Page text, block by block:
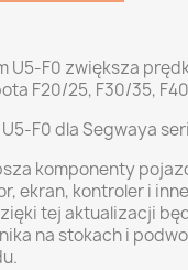
U5-F0 zwiększa
F20/25, F30/35,
F0 dla Segwaya
komponenty
ekran, kontroler i
tej aktualizacji
na stokach i